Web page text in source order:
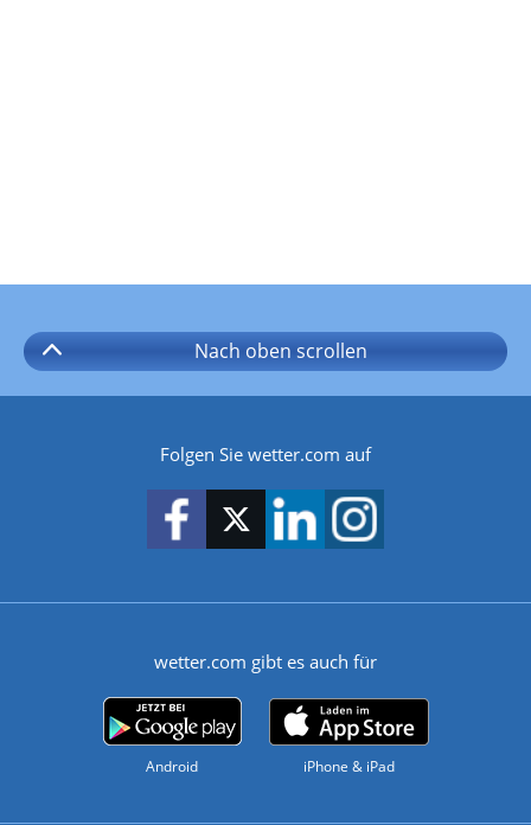
Nach oben scrollen
Folgen Sie wetter.com auf
wetter.com gibt es auch für
Android iPhone & iPad